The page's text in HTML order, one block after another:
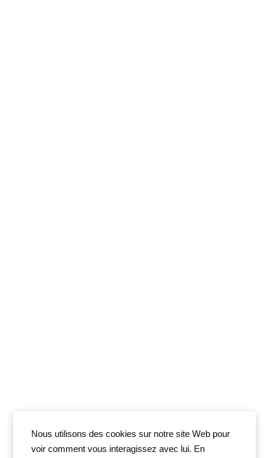
Nous utilisons des cookies sur notre site Web pour
voir comment vous interagissez avec lui. En